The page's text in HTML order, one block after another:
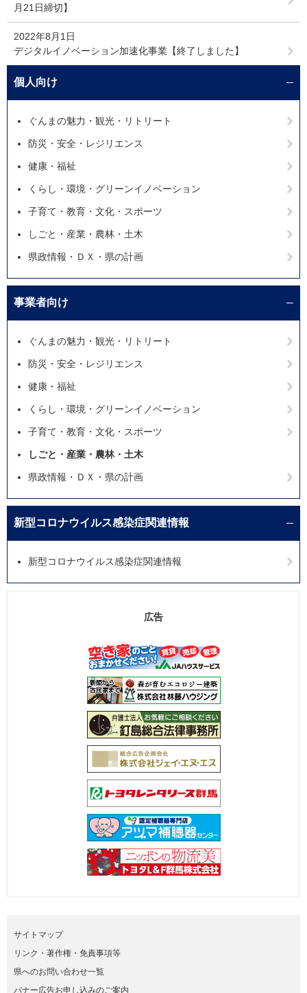
月21日締切】
2022年8月1日
デジタルイノベーション加速化事業【終了しました】
個人向け
ぐんまの魅力・観光・リトリート
防災・安全・レジリエンス
健康・福祉
くらし・環境・グリーンイノベーション
子育て・教育・文化・スポーツ
しごと・産業・農林・土木
県政情報・ＤＸ・県の計画
事業者向け
ぐんまの魅力・観光・リトリート
防災・安全・レジリエンス
健康・福祉
くらし・環境・グリーンイノベーション
子育て・教育・文化・スポーツ
しごと・産業・農林・土木
県政情報・ＤＸ・県の計画
新型コロナウイルス感染症関連情報
新型コロナウイルス感染症関連情報
広告
サイトマップ
リンク・著作権・免責事項等
県へのお問い合わせ一覧
バナー広告お申し込みのご案内